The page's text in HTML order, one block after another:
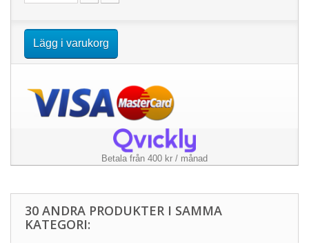
Lägg i varukorg
Betala från 400 kr / månad
30 ANDRA PRODUKTER I SAMMA
KATEGORI: